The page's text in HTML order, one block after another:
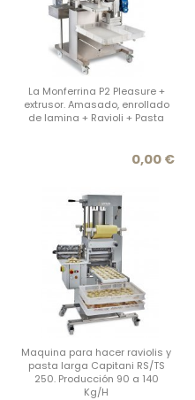
La Monferrina P2 Pleasure +
extrusor. Amasado, enrollado
de lamina + Ravioli + Pasta
0,00 €
Maquina para hacer raviolis y
pasta larga Capitani RS/TS
250. Producción 90 a 140
Kg/H